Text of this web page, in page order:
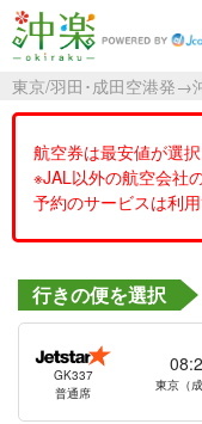
東京/羽田･成田空港発→
航空券は最安値が選択
※JAL以外の航空会社
予約のサービスは利用
行きの便を選択
GK337
普通席
東京（成